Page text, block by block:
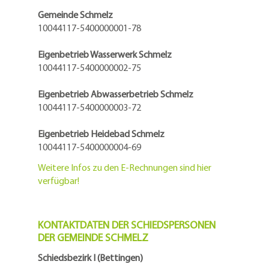
Gemeinde Schmelz
10044117-5400000001-78
Eigenbetrieb Wasserwerk Schmelz
10044117-5400000002-75
Eigenbetrieb Abwasserbetrieb Schmelz
10044117-5400000003-72
Eigenbetrieb Heidebad Schmelz
10044117-5400000004-69
Weitere Infos zu den E-Rechnungen sind hier
verfügbar!
KONTAKTDATEN DER SCHIEDSPERSONEN
DER GEMEINDE SCHMELZ
Schiedsbezirk I (Bettingen)